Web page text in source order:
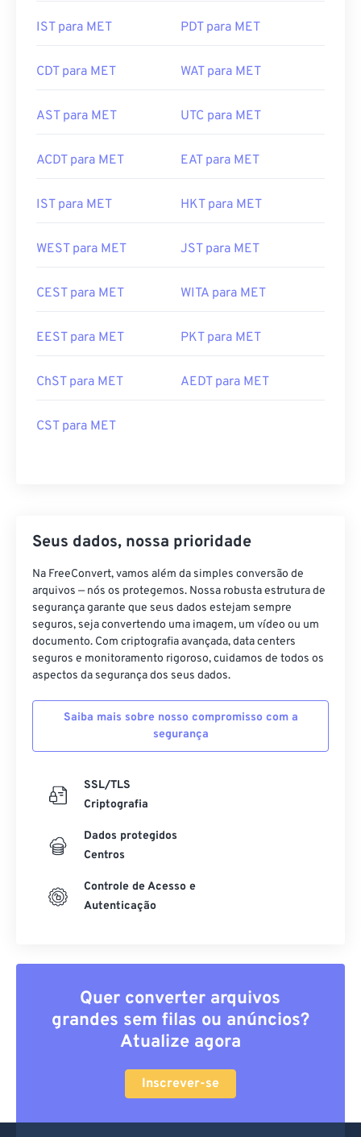
IST para MET PDT para MET
CDT para MET WAT para MET
AST para MET UTC para MET
ACDT para MET EAT para MET
IST para MET HKT para MET
WEST para MET JST para MET
CEST para MET WITA para MET
EEST para MET PKT para MET
ChST para MET AEDT para MET
CST para MET
Seus dados, nossa prioridade
Na FreeConvert, vamos além da simples conversão de
arquivos — nós os protegemos. Nossa robusta estrutura de
segurança garante que seus dados estejam sempre
seguros, seja convertendo uma imagem, um vídeo ou um
documento. Com criptografia avançada, data centers
seguros e monitoramento rigoroso, cuidamos de todos os
aspectos da segurança dos seus dados.
Saiba mais sobre nosso compromisso com a
segurança
SSL/TLS
Criptografia
Dados protegidos
Centros
Controle de Acesso e
Autenticação
Quer converter arquivos
grandes sem filas ou anúncios?
Atualize agora
Inscrever-se